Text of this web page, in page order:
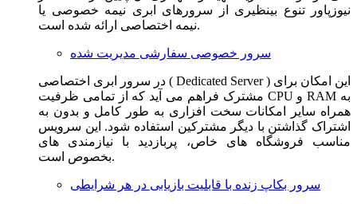
نیوزپاور تنوع بینظیری از سرورهای ابری نیمه خصوصی یا
نیمه اختصاصی ارائه شده است.
سرور خصوصی سفارشی مدیریت شده
در سرور ابری اختصاصی ( Dedicated Server ) این امکان برای
مشترک فراهم می آید که از تمامی ظرفیت CPU و RAM به
همراه سایر امکانات سخت افزاری به طور کامل و بدون به
اشتراک گذاشتن با دیگر مشترکین استفاده شود. این سرویس
مناسب فروشگاه های خاص، پربازدید با نیازمندی های
بخصوص است.
سرور بکاپ زنده با قابلیت بازیابی در هر شرایطی